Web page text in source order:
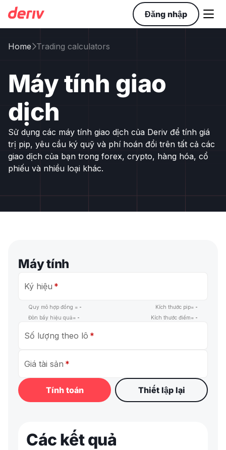
Đăng nhập 
HomeTrading calculators
Máy tính giao
dịch
Sử dụng các máy tính giao dịch của Deriv để tính giá
trị pip, yêu cầu ký quỹ và phí hoán đổi trên tất cả các
giao dịch của bạn trong forex, crypto, hàng hóa, cổ
phiếu và nhiều loại khác.
Máy tính
Ký hiệu
Quy mô hợp đồng = - Kích thước pip= -
Đòn bẩy hiệu quả= - Kích thước điểm= -
Số lượng theo lô
Giá tài sản
Các kết quả